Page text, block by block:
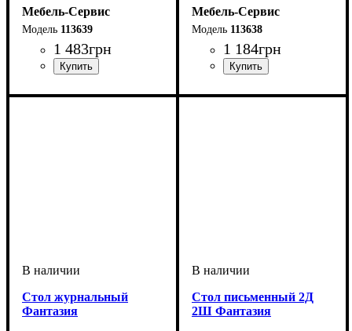
Мебель-Сервис
113639
1 483грн
Мебель-Сервис
113638
1 184грн
Cтол журнальный
Фантазия
Стол письменный 2Д
2Ш Фантазия